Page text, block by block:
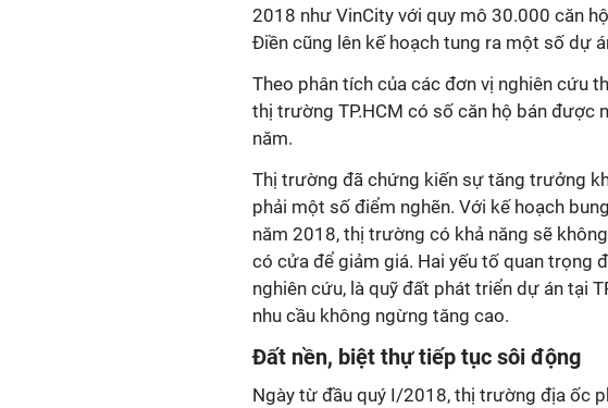
2018 như VinCity với quy mô 30.000 căn
Điền cũng lên kế hoạch tung ra một số dự
Theo phân tích của các đơn vị nghiên cứu
thị trường TP.HCM có số căn hộ bán được
năm.
Thị trường đã chứng kiến sự tăng trưởng
phải một số điểm nghẽn. Với kế hoạch
năm 2018, thị trường có khả năng sẽ
có cửa để giảm giá. Hai yếu tố quan trọng
nghiên cứu, là quỹ đất phát triển dự án tại
nhu cầu không ngừng tăng cao.
Đất nền, biệt thự tiếp tục sôi động
Ngày từ đầu quý I/2018, thị trường địa ốc